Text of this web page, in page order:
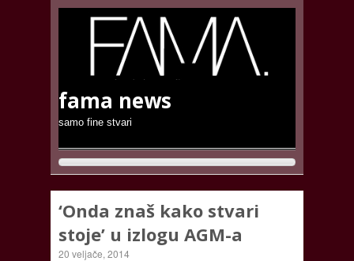
fama news
samo fine stvari
‘Onda znaš kako stvari
stoje’ u izlogu AGM-a
20 veljače, 2014